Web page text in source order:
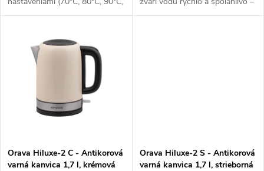
100°C) – zohreje vodu presne
káva potrebujú. Po...
termostat STRIX zaručuje
Orava Hiluxe-2 C - Antikorová
varná kanvica 1,7 l, krémová
Orava Hiluxe-2 S - Antikorová
varná kanvica 1,7 l, strieborná